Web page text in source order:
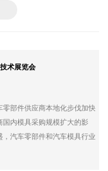
术展览会
部件供应商本地化步伐加快
国内模具采购规模扩大的影
汽车零部件和汽车模具行业